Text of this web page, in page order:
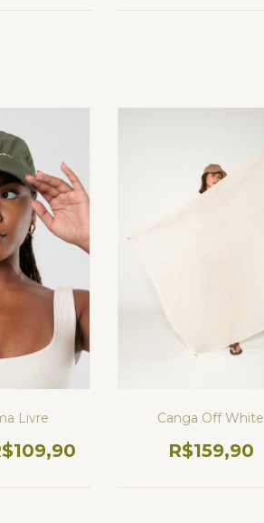
Livre Canga Off White
R$159,90